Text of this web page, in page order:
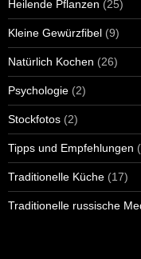
Heilende Pflanzen (25)
Kleine Gewürzfibel (9)
Natürlich Kochen (26)
Psychologie (2)
Stockfotos (2)
Tipps und Empfehlungen
Traditionelle Küche (17)
Traditionelle russische